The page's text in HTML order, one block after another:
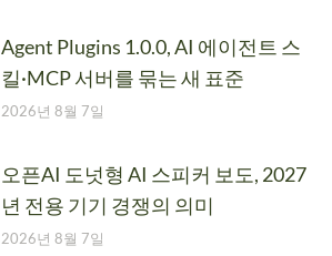
Agent Plugins 1.0.0, AI 에이전트 스
킬·MCP 서버를 묶는 새 표준
2026년 8월 7일
오픈AI 도넛형 AI 스피커 보도, 2027
년 전용 기기 경쟁의 의미
2026년 8월 7일